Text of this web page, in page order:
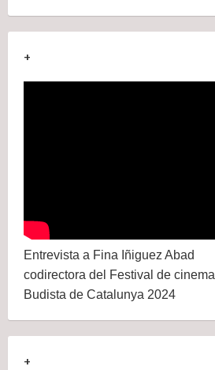
+
Entrevista a Fina Iñiguez Abad
codirectora del Festival de cinema
Budista de Catalunya 2024
+